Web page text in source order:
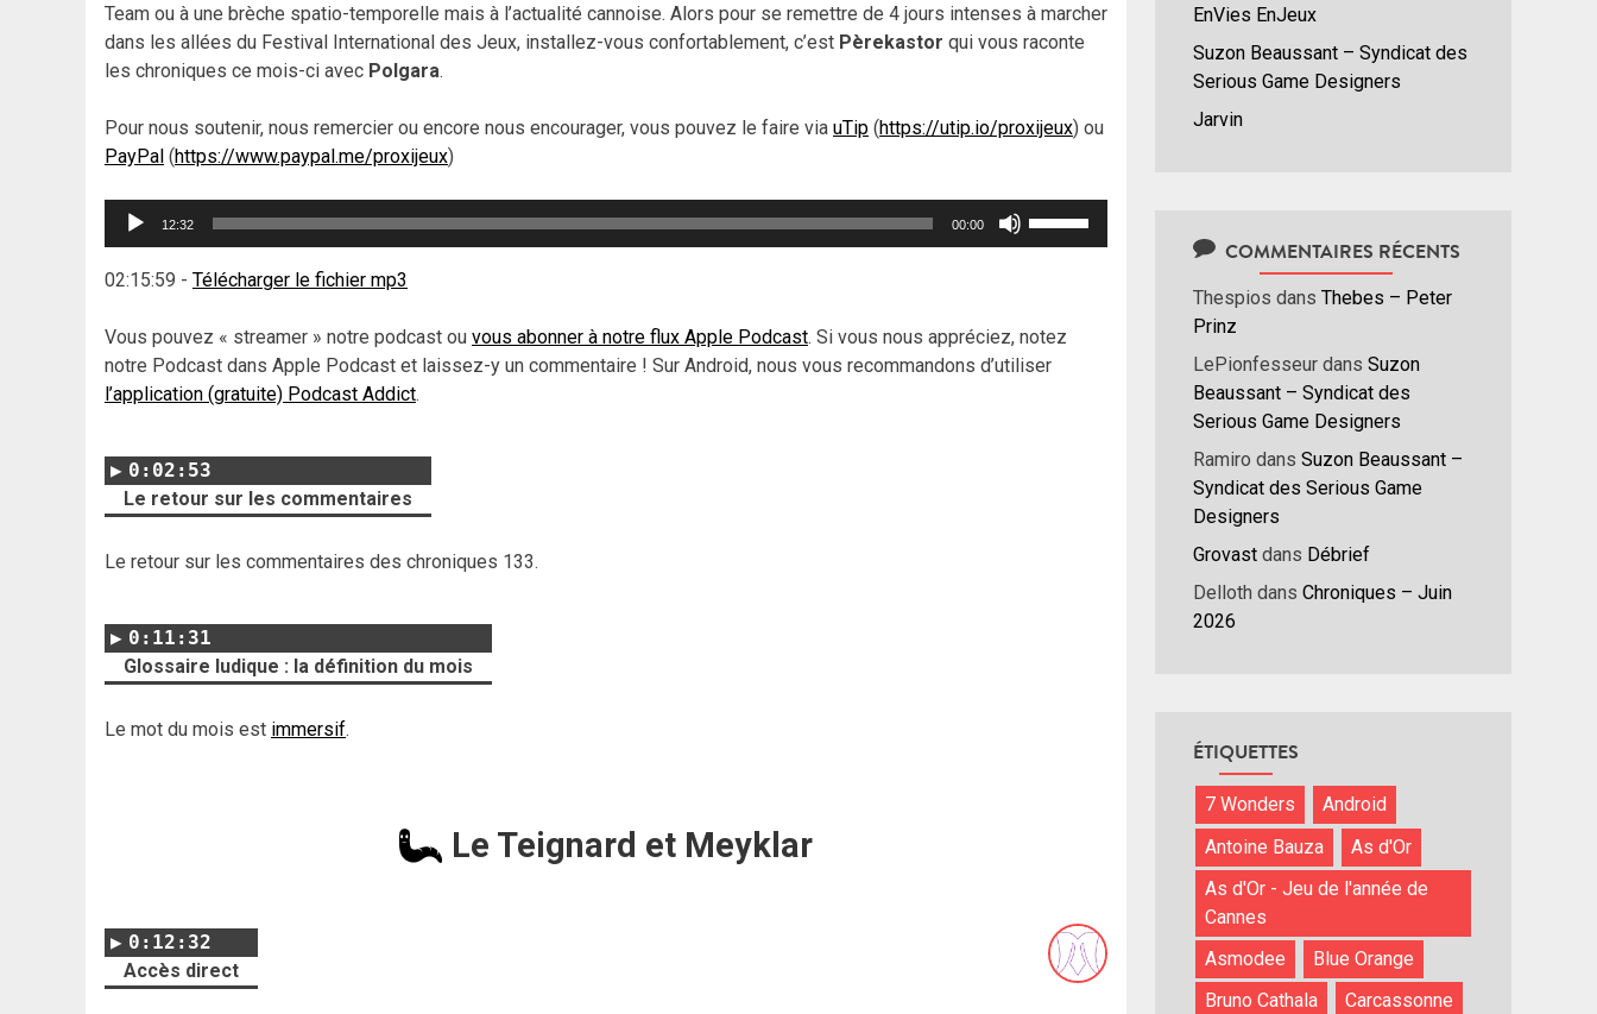
Team ou à une brèche spatio-temporelle mais à l’actualité cannoise. Alors pour se remettre de 4 jours intenses à marcher
dans les allées du Festival International des Jeux, installez-vous confortablement, c’est Pèrekastor qui vous raconte
les chroniques ce mois-ci avec Polgara.
Pour nous soutenir, nous remercier ou encore nous encourager, vous pouvez le faire via uTip (https://utip.io/proxijeux) ou
PayPal (https://www.paypal.me/proxijeux)
Lecteur
12:32 00:00
pour
02:15:59 - Télécharger le fichier mp3
Vous pouvez « streamer » notre podcast ou vous abonner à notre flux Apple Podcast. Si vous nous appréciez, notez
notre Podcast dans Apple Podcast et laissez-y un commentaire ! Sur Android, nous vous recommandons d’utiliser
l’application (gratuite) Podcast Addict.
0:02:53
Le retour sur les commentaires
Le retour sur les commentaires des chroniques 133.
0:11:31
Glossaire ludique : la définition du mois
Le mot du mois est immersif.
Le Teignard et Meyklar
0:12:32
Accès direct
EnVies EnJeux
Suzon Beaussant – Syndicat des
Serious Game Designers
Jarvin
COMMENTAIRES RÉCENTS
Thespios dans Thebes – Peter
Prinz
LePionfesseur dans Suzon
Beaussant – Syndicat des
Serious Game Designers
Ramiro dans Suzon Beaussant –
Syndicat des Serious Game
Designers
Grovast dans Débrief
Delloth dans Chroniques – Juin
2026
ÉTIQUETTES
7 Wonders
Android
Antoine Bauza
As d'Or
As d'Or - Jeu de l'année de
Cannes
Asmodee
Blue Orange
Bruno Cathala
Carcassonne